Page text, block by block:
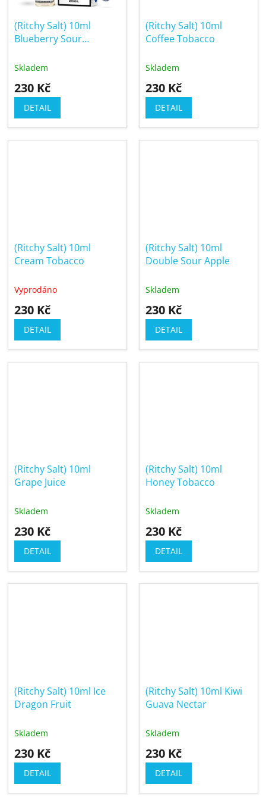
(Ritchy Salt) 10ml
Blueberry Sour
Skladem
230 Kč
DETAIL
(Ritchy Salt) 10ml
Coffee Tobacco
Skladem
230 Kč
DETAIL
(Ritchy Salt) 10ml
Cream Tobacco
Vyprodáno
230 Kč
DETAIL
(Ritchy Salt) 10ml
Double Sour Apple
Skladem
230 Kč
DETAIL
(Ritchy Salt) 10ml
Grape Juice
Skladem
230 Kč
DETAIL
(Ritchy Salt) 10ml
Honey Tobacco
Skladem
230 Kč
DETAIL
(Ritchy Salt) 10ml Ice
Dragon Fruit
Skladem
230 Kč
DETAIL
(Ritchy Salt) 10ml Kiwi
Guava Nectar
Skladem
230 Kč
DETAIL